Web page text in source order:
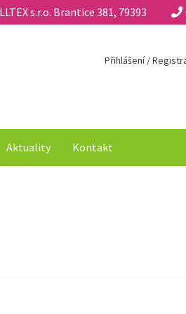
s.r.o. Brantice 381, 79393
Přihlášení /
Aktuality Kontakt